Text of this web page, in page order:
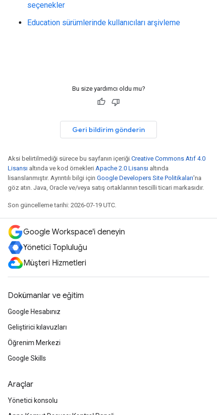
seçenekler
Education sürümlerinde kullanıcıları arşivleme
Bu size yardımcı oldu mu?
Geri bildirim gönderin
Aksi belirtilmediği sürece bu sayfanın içeriği Creative Commons Atıf 4.0
Lisansı altında ve kod örnekleri Apache 2.0 Lisansı altında
lisanslanmıştır. Ayrıntılı bilgi için Google Developers Site Politikaları'na
göz atın. Java, Oracle ve/veya satış ortaklarının tescilli ticari markasıdır.
Son güncelleme tarihi: 2026-07-19 UTC.
Google Workspace'i deneyin
Yönetici Topluluğu
Müşteri Hizmetleri
Dokümanlar ve eğitim
Google Hesabınız
Geliştirici kılavuzları
Öğrenim Merkezi
Google Skills
Araçlar
Yönetici konsolu